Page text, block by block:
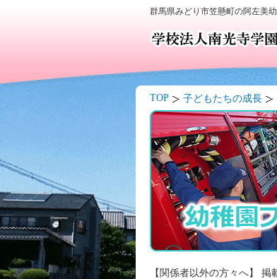
群馬県みどり市笠懸町の阿左美
TOP 子どもたちの成長
【関係者以外の方々へ】